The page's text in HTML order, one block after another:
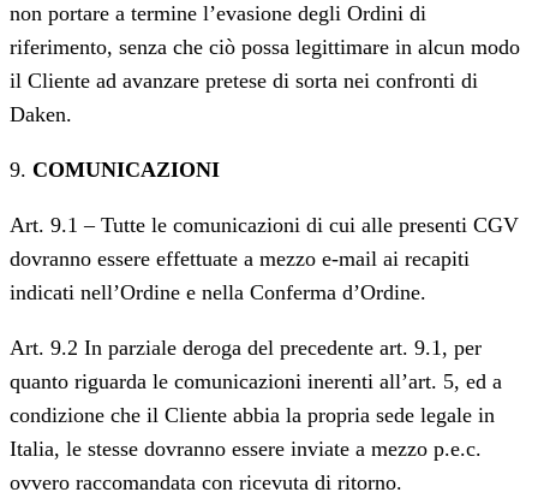
non portare a termine l’evasione degli Ordini di
riferimento, senza che ciò possa legittimare in alcun modo
il Cliente ad avanzare pretese di sorta nei confronti di
Daken.
9. COMUNICAZIONI
Art. 9.1 – Tutte le comunicazioni di cui alle presenti CGV
dovranno essere effettuate a mezzo e-mail ai recapiti
indicati nell’Ordine e nella Conferma d’Ordine.
Art. 9.2 In parziale deroga del precedente art. 9.1, per
quanto riguarda le comunicazioni inerenti all’art. 5, ed a
condizione che il Cliente abbia la propria sede legale in
Italia, le stesse dovranno essere inviate a mezzo p.e.c.
ovvero raccomandata con ricevuta di ritorno.